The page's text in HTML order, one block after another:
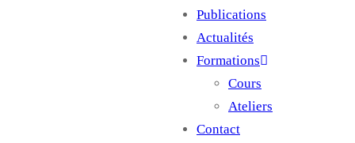
Publications
Actualités
Formations
Cours
Ateliers
Contact